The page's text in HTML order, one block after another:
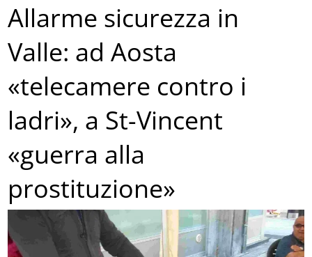
Allarme sicurezza in
Valle: ad Aosta
«telecamere contro i
ladri», a St-Vincent
«guerra alla
prostituzione»